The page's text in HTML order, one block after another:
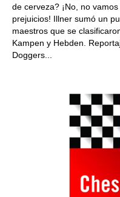
de cerveza? ¡No, no
prejuicios! Illner sumó un
maestros que se
Kampen y Hebden.
Doggers...